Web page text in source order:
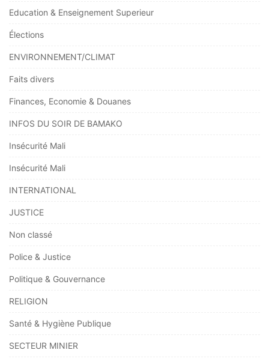
Education & Enseignement Superieur
Élections
ENVIRONNEMENT/CLIMAT
Faits divers
Finances, Economie & Douanes
INFOS DU SOIR DE BAMAKO
Insécurité Mali
Insécurité Mali
INTERNATIONAL
JUSTICE
Non classé
Police & Justice
Politique & Gouvernance
RELIGION
Santé & Hygiène Publique
SECTEUR MINIER